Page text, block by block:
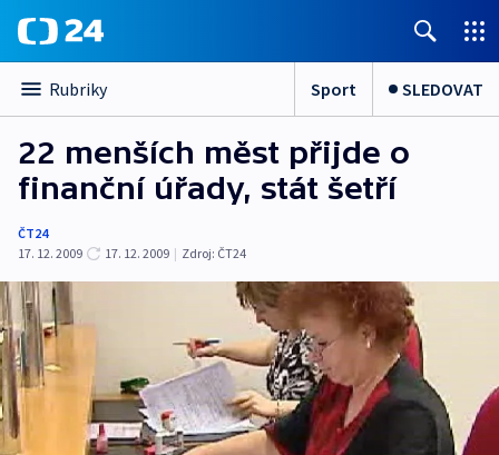
Rubriky Sport SLEDOVAT
22 menších měst přijde o
finanční úřady, stát šetří
ČT24
17. 12. 2009
17. 12. 2009 | Zdroj: ČT24